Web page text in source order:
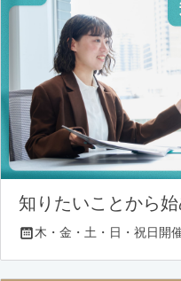
知りたいことから